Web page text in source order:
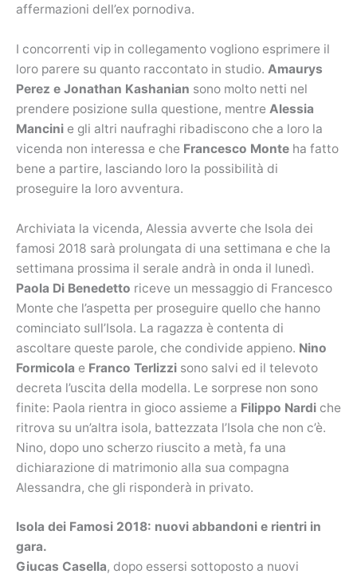
affermazioni dell’ex pornodiva.
I concorrenti vip in collegamento vogliono esprimere il
loro parere su quanto raccontato in studio. Amaurys
Perez e Jonathan Kashanian sono molto netti nel
prendere posizione sulla questione, mentre Alessia
Mancini e gli altri naufraghi ribadiscono che a loro la
vicenda non interessa e che Francesco Monte ha fatto
bene a partire, lasciando loro la possibilità di
proseguire la loro avventura.
Archiviata la vicenda, Alessia avverte che Isola dei
famosi 2018 sarà prolungata di una settimana e che la
settimana prossima il serale andrà in onda il lunedì.
Paola Di Benedetto riceve un messaggio di Francesco
Monte che l’aspetta per proseguire quello che hanno
cominciato sull’Isola. La ragazza è contenta di
ascoltare queste parole, che condivide appieno. Nino
Formicola e Franco Terlizzi sono salvi ed il televoto
decreta l’uscita della modella. Le sorprese non sono
finite: Paola rientra in gioco assieme a Filippo Nardi che
ritrova su un’altra isola, battezzata l’Isola che non c’è.
Nino, dopo uno scherzo riuscito a metà, fa una
dichiarazione di matrimonio alla sua compagna
Alessandra, che gli risponderà in privato.
Isola dei Famosi 2018: nuovi abbandoni e rientri in
gara.
Giucas Casella, dopo essersi sottoposto a nuovi